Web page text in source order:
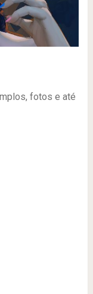
fotos e até